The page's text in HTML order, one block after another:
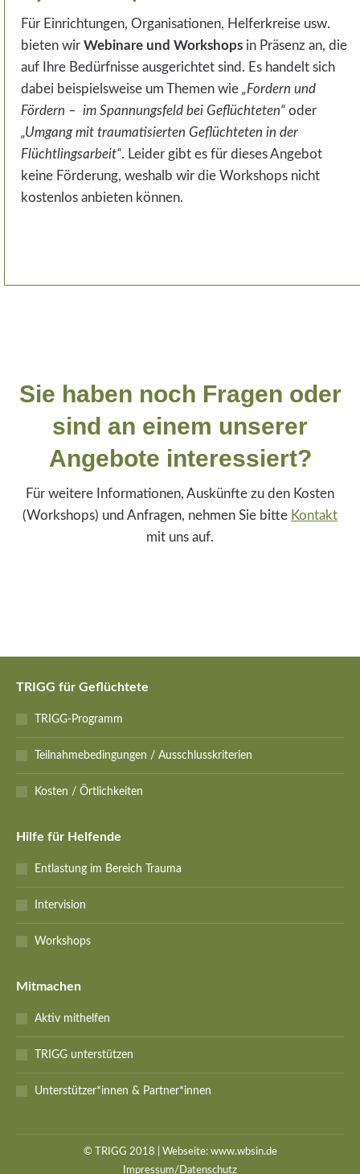
Für Einrichtungen, Organisationen, Helferkreise usw.
bieten wir Webinare und Workshops in Präsenz an, die
auf Ihre Bedürfnisse ausgerichtet sind. Es handelt sich
dabei beispielsweise um Themen wie „Fordern und
Fördern – im Spannungsfeld bei Geflüchteten“ oder
„Umgang mit traumatisierten Geflüchteten in der
Flüchtlingsarbeit“. Leider gibt es für dieses Angebot
keine Förderung, weshalb wir die Workshops nicht
kostenlos anbieten können.
Sie haben noch Fragen oder
sind an einem unserer
Angebote interessiert?
Für weitere Informationen, Auskünfte zu den Kosten
(Workshops) und Anfragen, nehmen Sie bitte Kontakt
mit uns auf.
TRIGG für Geflüchtete
TRIGG-Programm
Teilnahmebedingungen / Ausschlusskriterien
Kosten / Örtlichkeiten
Hilfe für Helfende
Entlastung im Bereich Trauma
Intervision
Workshops
Mitmachen
Aktiv mithelfen
TRIGG unterstützen
Unterstützer*innen & Partner*innen
© TRIGG 2018 | Webseite: www.wbsin.de
Impressum/Datenschutz